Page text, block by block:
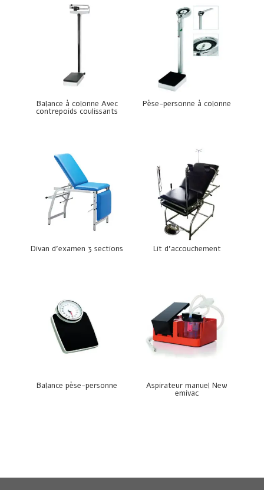
Balance à colonne Avec
contrepoids coulissants
Pèse-personne à colonne
Divan d’examen 3 sections Lit d’accouchement
Balance pèse-personne Aspirateur manuel New
emivac